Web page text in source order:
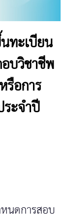
ทะเบียน
บวิชาชีพ
อการ
ะจำปี
นดการสอบ